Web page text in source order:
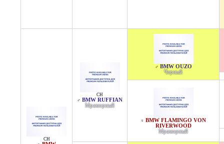
CH
CH
♂ BMW RUFFIAN
Мраморный
♂ BMW OUZO
Черный
♀ BMW FLAMINGO VON
RIVERWOOD
Мраморный